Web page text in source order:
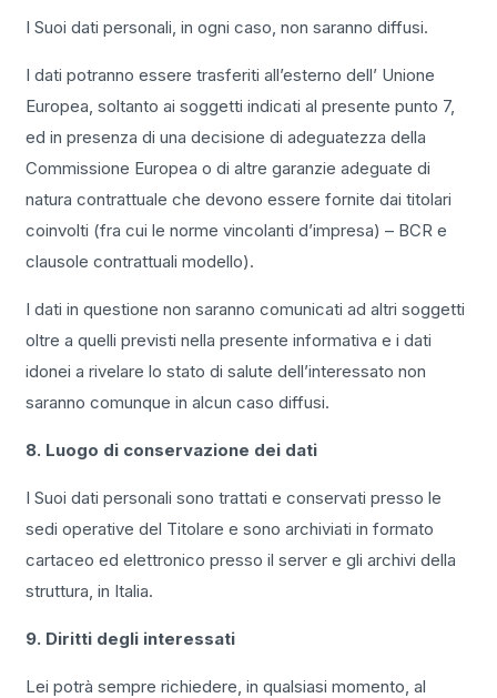
I Suoi dati personali, in ogni caso, non saranno diffusi.
I dati potranno essere trasferiti all’esterno dell’ Unione
Europea, soltanto ai soggetti indicati al presente punto 7,
ed in presenza di una decisione di adeguatezza della
Commissione Europea o di altre garanzie adeguate di
natura contrattuale che devono essere fornite dai titolari
coinvolti (fra cui le norme vincolanti d’impresa) – BCR e
clausole contrattuali modello).
I dati in questione non saranno comunicati ad altri soggetti
oltre a quelli previsti nella presente informativa e i dati
idonei a rivelare lo stato di salute dell’interessato non
saranno comunque in alcun caso diffusi.
8. Luogo di conservazione dei dati
I Suoi dati personali sono trattati e conservati presso le
sedi operative del Titolare e sono archiviati in formato
cartaceo ed elettronico presso il server e gli archivi della
struttura, in Italia.
9. Diritti degli interessati
Lei potrà sempre richiedere, in qualsiasi momento, al